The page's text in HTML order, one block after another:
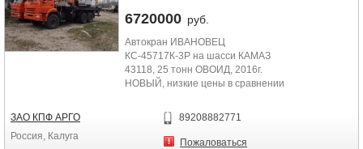
6720000 руб.
Автокран ИВАНОВЕЦ
КС-45717К-3Р на шасси КАМАЗ
43118, 25 тонн ОВОИД, 2016г.
НОВЫЙ, низкие цены в сравнении
доставка в...
ЗАО КПФ АРГО
Россия, Калуга
89208882771
Пожаловаться